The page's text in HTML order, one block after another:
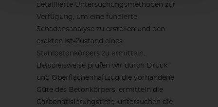
detaillierte Untersuchungsmethoden zur
Verfügung, um eine fundierte
Schadensanalyse zu erstellen und den
exakten Ist-Zustand eines
Stahlbetonkörpers zu ermitteln.
Beispielsweise prüfen wir durch Druck-
und Oberflächenhaftzug die vorhandene
Güte des Betonkörpers, ermitteln die
Carbonatisierungstiefe, untersuchen die